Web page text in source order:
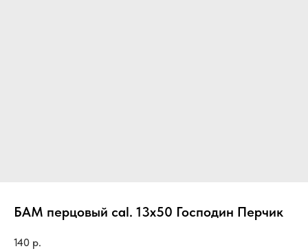
БАМ перцовый cal. 13x50 Господин Перчик
140 р.